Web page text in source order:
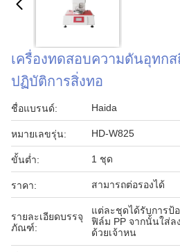
เครื่องทดสอบความดันอุทก
ปฏิบัติการสิ่งทอ
ชื่อแบรนด์: Haida
หมายเลขรุ่น: HD-W825
ขั้นต่ำ: 1 ชุด
ราคา: สามารถต่อรองได้
รายละเอียดบรรจุ
ภัณฑ์:
แต่ละชุดได้รับการป้
ฟิล์ม PP จากนั้นใส่ล
ด้วยเจ้าหน